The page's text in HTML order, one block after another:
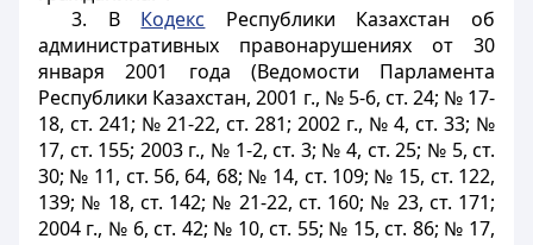
3. В Кодекс Республики Казахстан об
административных правонарушениях от 30
января 2001 года (Ведомости Парламента
Республики Казахстан, 2001 г., № 5-6, ст. 24; № 17-
18, ст. 241; № 21-22, ст. 281; 2002 г., № 4, ст. 33; №
17, ст. 155; 2003 г., № 1-2, ст. 3; № 4, ст. 25; № 5, ст.
30; № 11, ст. 56, 64, 68; № 14, ст. 109; № 15, ст. 122,
139; № 18, ст. 142; № 21-22, ст. 160; № 23, ст. 171;
2004 г., № 6, ст. 42; № 10, ст. 55; № 15, ст. 86; № 17,